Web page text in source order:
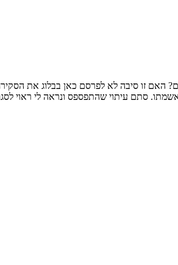
סתם עיתוי שהתפספס ונראה לי ראוי